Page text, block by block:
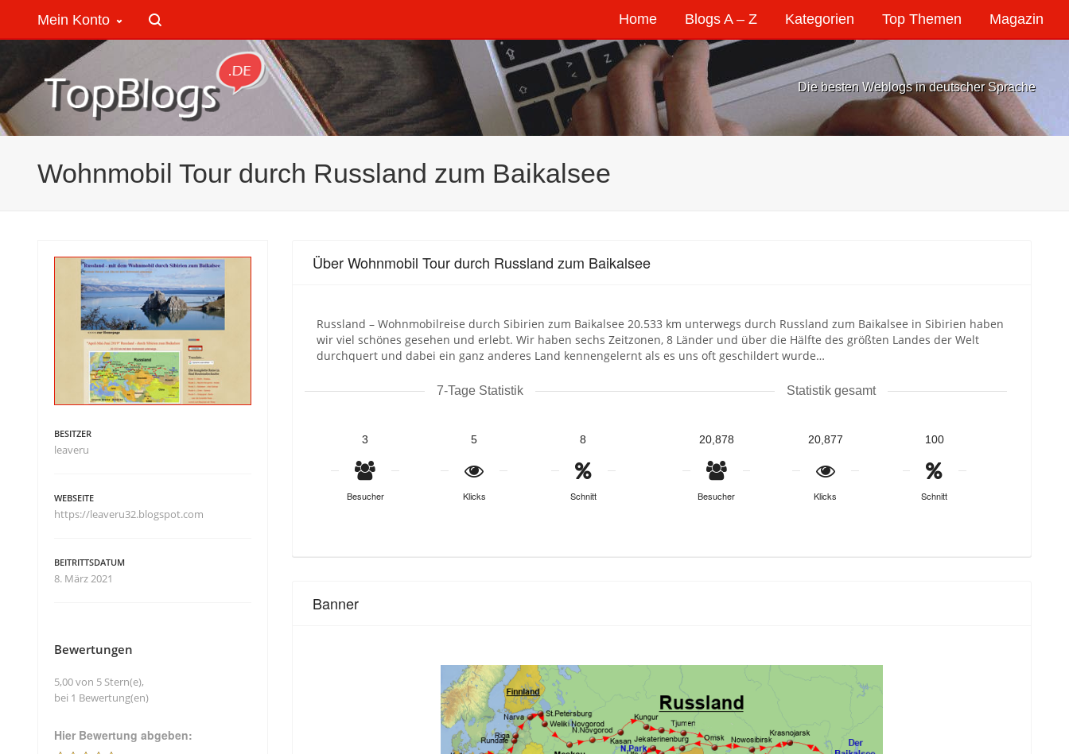
Home Blogs A – Z Kategorien Top Themen Magazin
Mein Konto
Die besten Weblogs in deutscher Sprache
Wohnmobil Tour durch Russland zum Baikalsee
Über Wohnmobil Tour durch Russland zum Baikalsee
Russland – Wohnmobilreise durch Sibirien zum Baikalsee 20.533 km unterwegs durch Russland zum Baikalsee in Sibirien haben
wir viel schönes gesehen und erlebt. Wir haben sechs Zeitzonen, 8 Länder und über die Hälfte des größten Landes der Welt
durchquert und dabei ein ganz anderes Land kennengelernt als es uns oft geschildert wurde…
7-Tage Statistik
3
Besucher
5
Klicks
8
Schnitt
Statistik gesamt
20,878
Besucher
20,877
Klicks
100
Schnitt
Banner
BESITZER
leaveru
WEBSEITE
https://leaveru32.blogspot.com
BEITRITTSDATUM
8. März 2021
Bewertungen
5,00 von 5 Stern(e),
bei 1 Bewertung(en)
Hier Bewertung abgeben: